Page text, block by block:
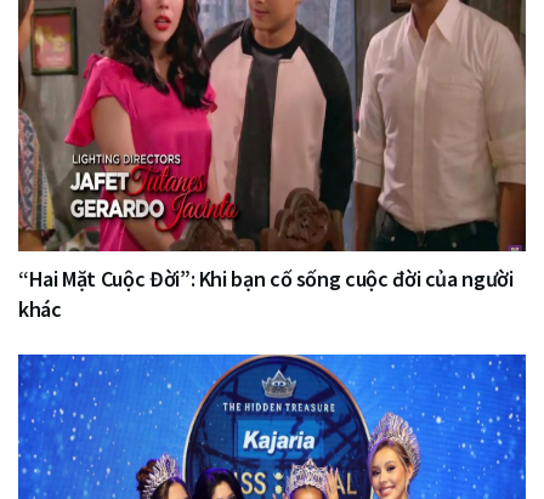
“Hai Mặt Cuộc Đời”: Khi bạn cố sống cuộc đời của người
khác